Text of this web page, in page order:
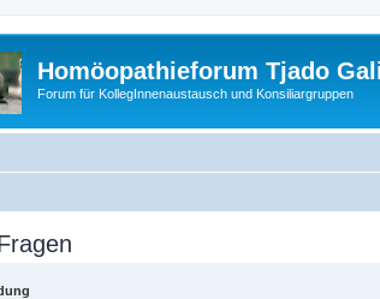
Homöopathieforum Tjado
Forum für KollegInnenaustausch und Konsiliargruppen